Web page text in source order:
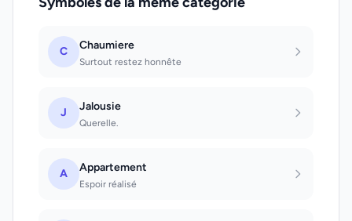
C Chaumiere
Surtout restez honnête
J Jalousie
Querelle.
A Appartement
Espoir réalisé